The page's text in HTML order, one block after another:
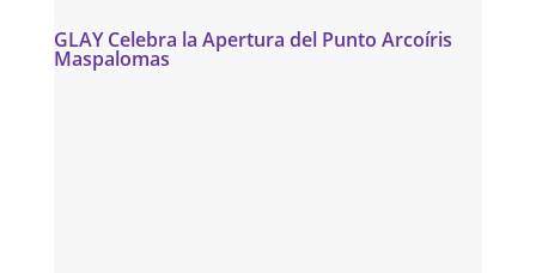
GLAY Celebra la Apertura del Punto Arcoíris
Maspalomas